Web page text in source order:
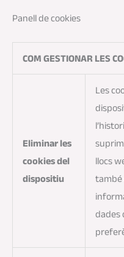
Panell de cookies
COM GESTIONAR LES
Eliminar les
cookies del
dispositiu
Les
llocs
també
dades